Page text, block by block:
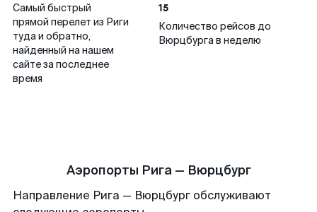
Самый быстрый
прямой перелет из Риги
туда и обратно,
найденный на нашем
сайте за последнее
время
15
Количество рейсов до
Вюрцбурга в неделю
Аэропорты Рига — Вюрцбург
Направление Рига — Вюрцбург обслуживают